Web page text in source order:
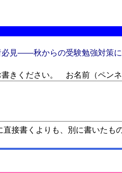
必見――秋からの受験勉強対策
きください。 お名前（ペンネ
接書くよりも、別に書いたも